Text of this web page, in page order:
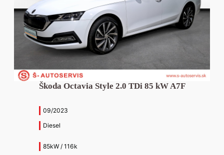
Škoda Octavia Style 2.0 TDi 85 kW A7F
09/2023
Diesel
85kW / 116k